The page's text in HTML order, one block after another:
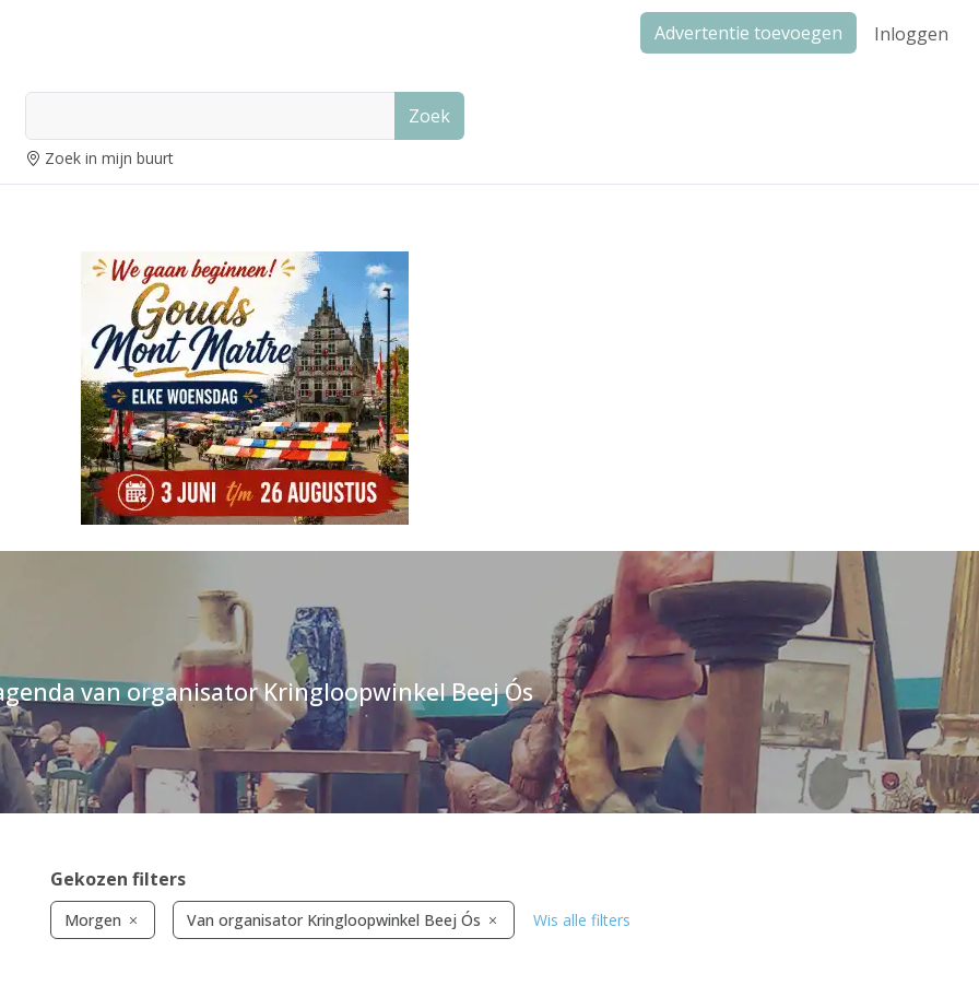
Advertentie toevoegen Inloggen
Zoek
Zoek in mijn buurt
van organisator Kringloopwinkel Beej Ós
Gekozen filters
Morgen Van organisator Kringloopwinkel Beej Ós Wis alle filters